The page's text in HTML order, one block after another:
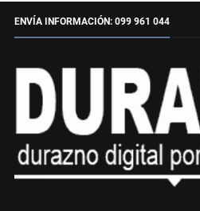
ENVÍA INFORMACIÓN: 099 961 044